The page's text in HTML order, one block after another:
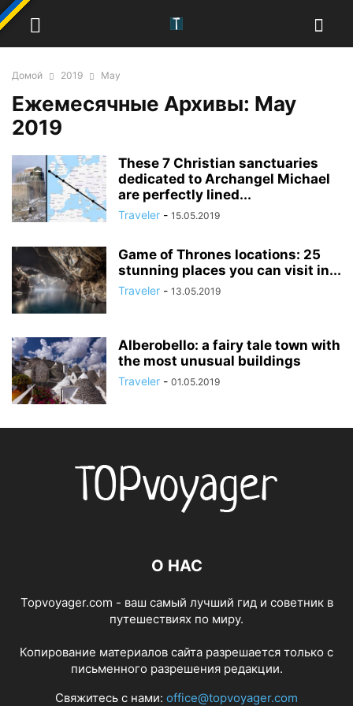
Домой 2019 May
Ежемесячные Архивы: May
2019
These 7 Christian sanctuaries
dedicated to Archangel Michael
are perfectly lined...
Traveler - 15.05.2019
Game of Thrones locations: 25
stunning places you can visit in...
Traveler - 13.05.2019
Alberobello: a fairy tale town with
the most unusual buildings
Traveler - 01.05.2019
О НАС
Topvoyager.com - ваш самый лучший гид и советник в
путешествиях по миру.
Копирование материалов сайта разрешается только с
письменного разрешения редакции.
Свяжитесь с нами: office@topvoyager.com